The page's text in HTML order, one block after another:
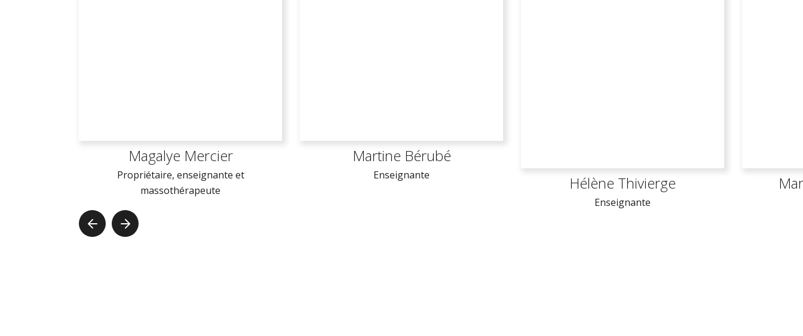
Magalye Mercier
Propriétaire, enseignante et
massothérapeute
Martine Bérubé
Enseignante Hélène Thivierge
Enseignante